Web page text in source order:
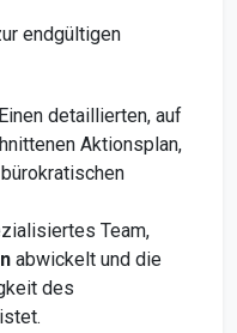
endgültigen
Einen detaillierten, auf
Aktionsplan,
Team,
abwickelt und die
des